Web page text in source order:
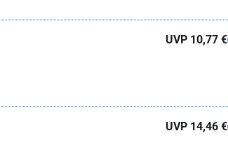
UVP 10,77 €
UVP 14,46 €